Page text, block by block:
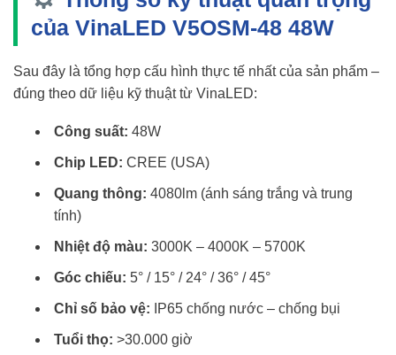
của VinaLED V5OSM-48 48W
Sau đây là tổng hợp cấu hình thực tế nhất của sản phẩm –
đúng theo dữ liệu kỹ thuật từ VinaLED:
Công suất: 48W
Chip LED: CREE (USA)
Quang thông: 4080lm (ánh sáng trắng và trung
tính)
Nhiệt độ màu: 3000K – 4000K – 5700K
Góc chiếu: 5° / 15° / 24° / 36° / 45°
Chỉ số bảo vệ: IP65 chống nước – chống bụi
Tuổi thọ: >30.000 giờ